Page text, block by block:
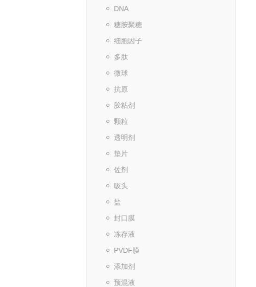
DNA
糖胺聚糖
细胞因子
多肽
微球
抗原
胶粘剂
颗粒
透明剂
垫片
佐剂
吸头
盐
封口膜
冻存液
PVDF膜
添加剂
预混液